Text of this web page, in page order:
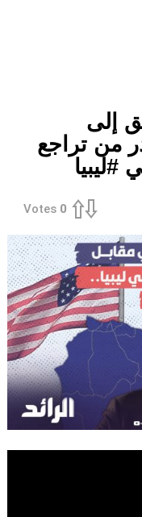
إلى
من تراجع
0
Votes